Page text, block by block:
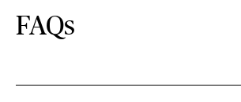
FAQs